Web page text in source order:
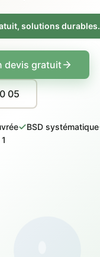
solutions durables.
devis gratuit
05
BSD systématique